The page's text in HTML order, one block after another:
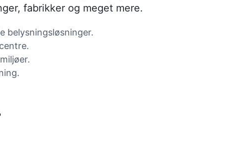
fabrikker og meget mere.
belysningsløsninger.